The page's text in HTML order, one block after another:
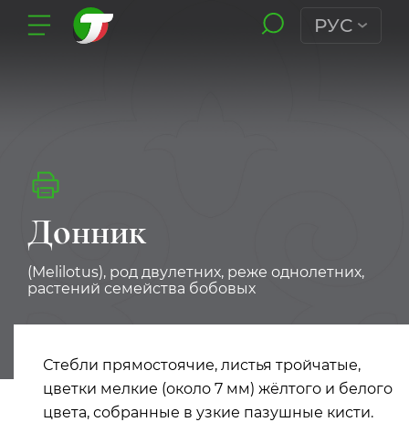
РУС
Донник
(Melilotus), род двулетних, реже однолетних,
растений семейства бобовых
Стебли прямостоячие, листья тройчатые,
цветки мелкие (около 7 мм) жёлтого и белого
цвета, собранные в узкие пазушные кисти.